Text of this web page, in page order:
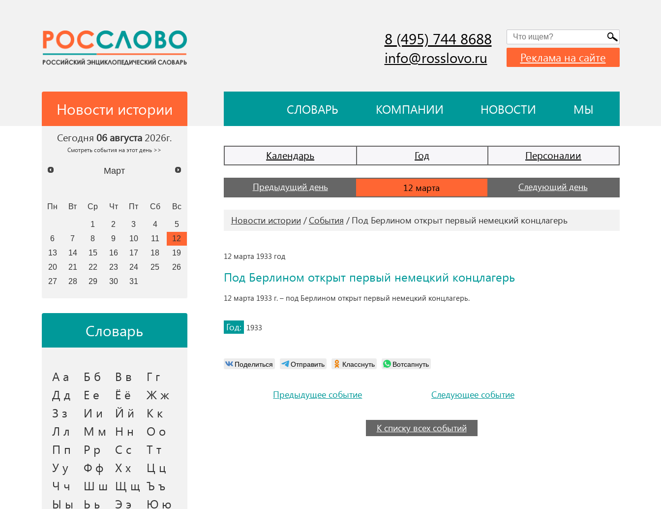
8 (495) 744 8688
info@rosslovo.ru Реклама на сайте
Новости истории СЛОВАРЬ КОМПАНИИ НОВОСТИ МЫ
Сегодня 06 августа 2026г.
Смотреть события на этот день >>
Март
Пн Вт Ср Чт Пт Сб Вс
1 2 3 4
5
6
7 8 9 10 11
12
13
14 15 16 17 18
19
20
21 22 23 24 25
26
27
28 29 30 31
Словарь
А а Б б В в
Г г
Д д
Е е Ё ё
Ж ж
З з
И и Й й
К к
Л л
М м Н н
О о
П п
Р р С с
Т т
У у
Ф ф Х х
Ц ц
Ч ч
Ш ш Щ щ Ъ ъ
Ы ы
Ь ь Э э
Ю ю
Календарь Год Персоналии
Предыдущий день Следующий день
Новости истории События Под Берлином открыт первый немецкий концлагерь
12 марта 1933 год
Под Берлином открыт первый немецкий концлагерь
12 марта 1933 г. – под Берлином открыт первый немецкий концлагерь.
Год: 1933
Поделиться Отправить Класснуть Вотсапнуть
Предыдущее событие Следующее событие
К списку всех событий